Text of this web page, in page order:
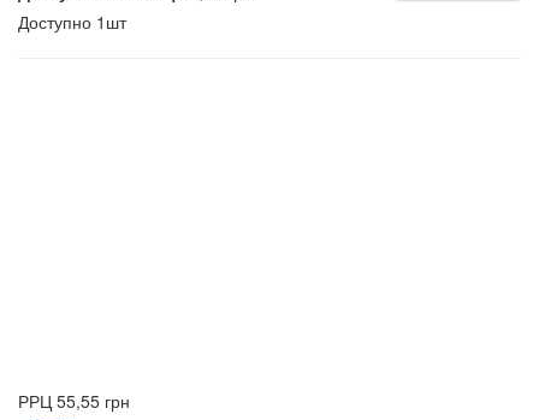
Доступно 1шт
РРЦ 55,55 грн